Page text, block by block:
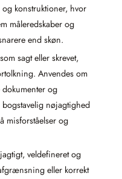
konstruktioner, hvor
måleredskaber og
end skøn.
sagt eller skrevet,
Anvendes om
og
nøjagtighed
misforståelser og
veldefineret og
eller korrekt